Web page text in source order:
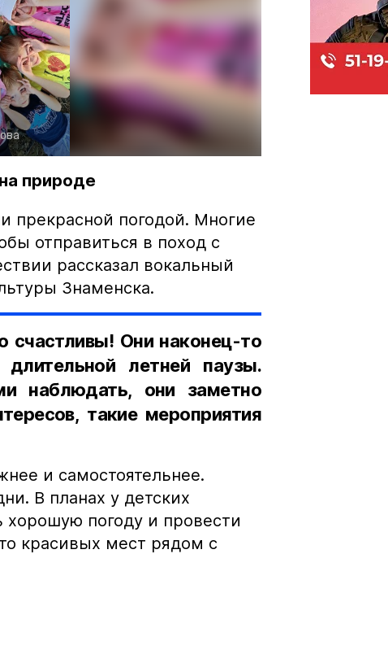
природе
прекрасной погодой. Многие
отправиться в поход с
рассказал вокальный
Знаменска.
счастливы! Они наконец-то
летней паузы.
наблюдать, они заметно
такие мероприятия
и самостоятельнее.
В планах у детских
хорошую погоду и провести
красивых мест рядом с